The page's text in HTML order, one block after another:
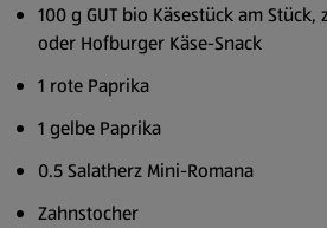
100 g GUT bio Käsestück am Stück,
oder Hofburger Käse-Snack
1 rote Paprika
1 gelbe Paprika
0.5 Salatherz Mini-Romana
Zahnstocher